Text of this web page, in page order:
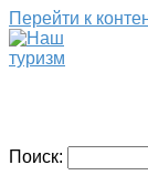
Перейти к
Поиск: